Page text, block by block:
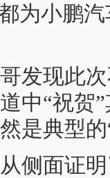
为小鹏
现此次
中“祝贺
是典型
面证明